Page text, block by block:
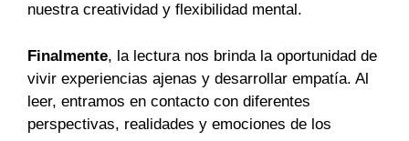
nuestra creatividad y flexibilidad mental.
Finalmente, la lectura nos brinda la oportunidad de
vivir experiencias ajenas y desarrollar empatía. Al
leer, entramos en contacto con diferentes
perspectivas, realidades y emociones de los